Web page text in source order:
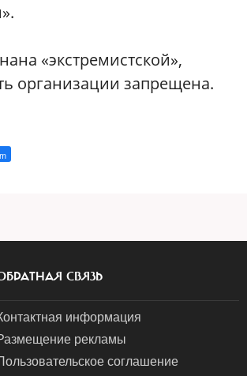
«экстремистской»,
организации запрещена.
СВЯЗЬ
информация
рекламы
соглашение